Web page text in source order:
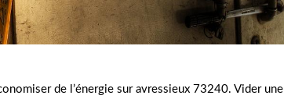
de l’énergie sur avressieux 73240. Vider une